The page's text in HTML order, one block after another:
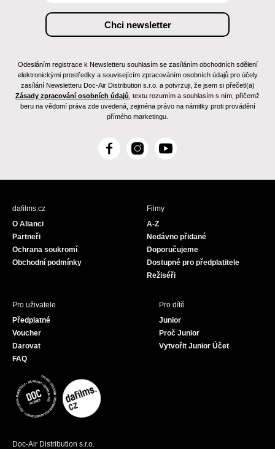
Odesláním registrace k Newsletteru souhlasím se zasíláním obchodních sdělení
elektronickými prostředky a souvisejícím zpracováním osobních údajů pro účely
zasílání Newsletteru Doc-Air Distribution s.r.o. a potvrzuji, že jsem si přečetl(a)
Zásady zpracování osobních údajů , textu rozumím a souhlasím s ním, přičemž
beru na vědomí práva zde uvedená, zejména právo na námitky proti provádění
přímého marketingu.
F
c
I
s
Y
u
dafilms.cz
O Alianci
Partneři
Ochrana soukromí
Obchodní podmínky
Filmy
A-Z
Nedávno přidané
Doporučujeme
Dostupné pro předplatitele
Režiséři
Pro uživatele
Předplatné
Voucher
Darovat
FAQ
Pro dítě
Junior
Proč Junior
Vytvořit Junior Účet
Doc-Air Distribution s.r.o.